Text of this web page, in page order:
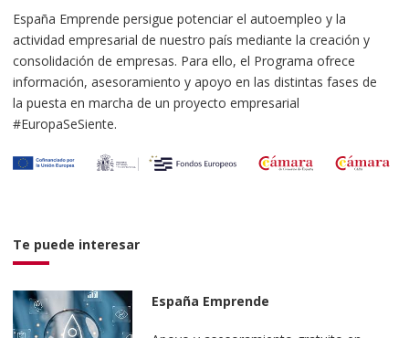
España Emprende persigue potenciar el autoempleo y la
actividad empresarial de nuestro país mediante la creación y
consolidación de empresas. Para ello, el Programa ofrece
información, asesoramiento y apoyo en las distintas fases de
la puesta en marcha de un proyecto empresarial
#EuropaSeSiente.
Te puede interesar
España Emprende